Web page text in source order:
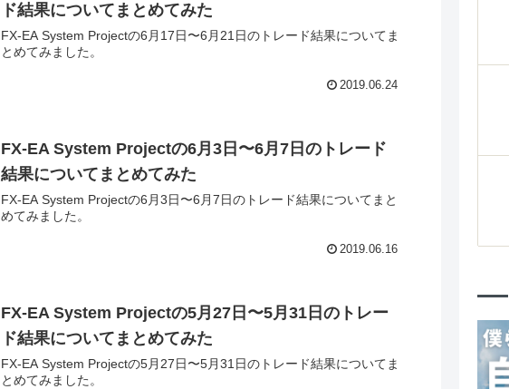
ド結果についてまとめてみた
FX-EA System Projectの6月17日〜6月21日のトレード結果についてま
とめてみました。
2019.06.24
FX-EA System Projectの6月3日〜6月7日のトレード
結果についてまとめてみた
FX-EA System Projectの6月3日〜6月7日のトレード結果についてまと
めてみました。
2019.06.16
FX-EA System Projectの5月27日〜5月31日のトレー
ド結果についてまとめてみた
FX-EA System Projectの5月27日〜5月31日のトレード結果についてま
とめてみました。